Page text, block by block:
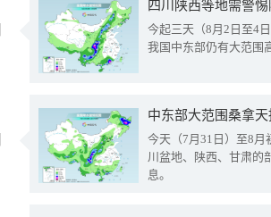
今起三天（8月2日至4
我国中东部仍有大范围
中东部大范围桑拿
今天（7月31日）至8月
川盆地、陕西、甘肃的
息。